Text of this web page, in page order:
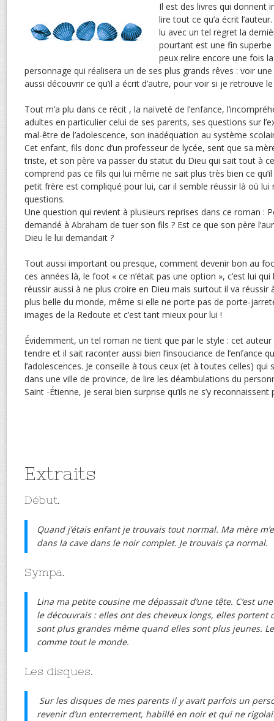
Il est des livres qui donnent
lire tout ce qu’a écrit
lu avec un tel regret la
pourtant est une fin superbe
peux relire encore une fois
personnage qui réalisera un de ses plus grands rêves : voir
aussi découvrir ce qu’il a écrit d’autre, pour voir si je retrouve
Tout m’a plu dans ce récit , la naïveté de l’enfance,
adultes en particulier celui de ses parents, ses questions sur
mal-être de l’adolescence, son inadéquation au système
Cet enfant, fils donc d’un professeur de lycée, sent que sa
triste, et son père va passer du statut du Dieu qui sait tout à
comprend pas ce fils qui lui même ne sait plus très bien ce
petit frère est compliqué pour lui, car il semble réussir là où lui
questions.
Une question qui revient à plusieurs reprises dans ce roman :
demandé à Abraham de tuer son fils ? Est ce que son père
Dieu le lui demandait ?
Tout aussi important ou presque, comment devenir bon au
ces années là, le foot « ce n’était pas une option », c’est lui
réussir aussi à ne plus croire en Dieu mais surtout il va réussir
plus belle du monde, même si elle ne porte pas de porte-
images de la Redoute et c’est tant mieux pour lui !
Évidemment, un tel roman ne tient que par le style : cet
tendre et il sait raconter aussi bien l’insouciance de l’enfance
l’adolescences. Je conseille à tous ceux (et à toutes celles) qui
dans une ville de province, de lire les déambulations du
Saint -Étienne, je serai bien surprise qu’ils ne s’y reconnaissent
Extraits
Début.
Quand j’étais enfant je trouvais tout normal. Ma mère
dans la cave dans le noir complet. Je trouvais ça normal.
Sympa.
Lina ma petite cousine me dépassait d’une tête. C’est
le découvrais : elles ont des cheveux longs, elles portent
sont plus grandes même quand elles sont plus jeunes.
comme tout le monde.
Les disques.
Sur les disques de mes parents il y avait parfois un
revenir d’un enterrement, habillé en noir et qui ne